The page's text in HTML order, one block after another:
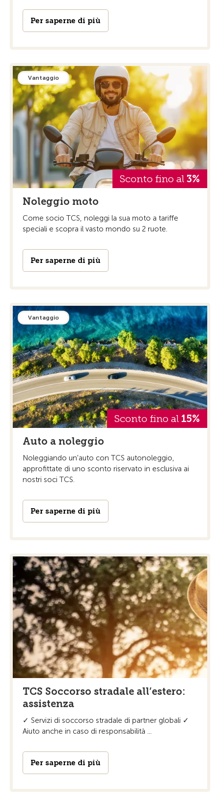
Per saperne di più
Vantaggio
Sconto fino al 3%
Noleggio moto
Come socio TCS, noleggi la sua moto a tariffe
speciali e scopra il vasto mondo su 2 ruote.
Per saperne di più
Vantaggio
Sconto fino al 15%
Auto a noleggio
Noleggiando un'auto con TCS autonoleggio,
approfittate di uno sconto riservato in esclusiva ai
nostri soci TCS.
Per saperne di più
TCS Soccorso stradale all’estero:
assistenza
✓ Servizi di soccorso stradale di partner globali ✓
Aiuto anche in caso di responsabilità ...
Per saperne di più